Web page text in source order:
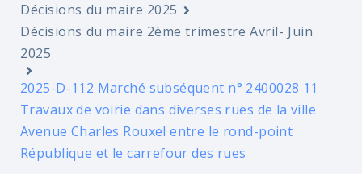
Décisions du maire 2025
Décisions du maire 2ème trimestre Avril- Juin
2025
2025-D-112 Marché subséquent n° 2400028 11
Travaux de voirie dans diverses rues de la ville
Avenue Charles Rouxel entre le rond-point
République et le carrefour des rues